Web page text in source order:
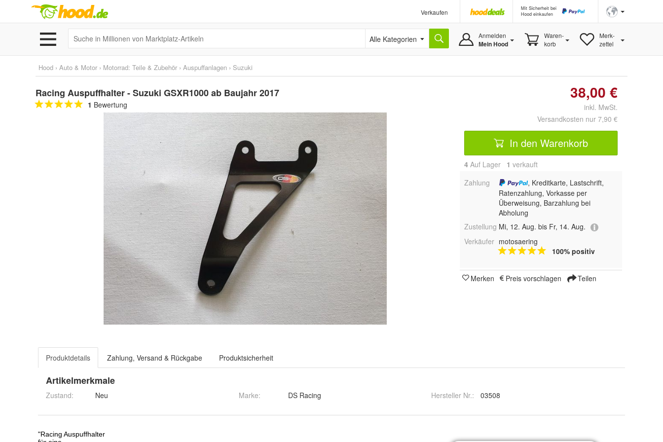
Verkaufen
Mit Sicherheit bei
Hood einkaufen
Alle Kategorien Anmelden
Mein Hood
Waren-
korb
Merk-
zettel
Hood › Auto & Motor › Motorrad: Teile & Zubehör › Auspuffanlagen › Suzuki
Racing Auspuffhalter - Suzuki GSXR1000 ab Baujahr 2017
1 Bewertung
38,00 €
inkl. MwSt.
Versandkosten nur 7,90 €
In den Warenkorb
4 Auf Lager 1 verkauft
Zahlung
, Kreditkarte, Lastschrift,
Ratenzahlung, Vorkasse per
Überweisung, Barzahlung bei
Abholung
Zustellung Mi, 12. Aug. bis Fr, 14. Aug.
Verkäufer motosaering
100% positiv
Merken Preis vorschlagen Teilen
Produktdetails Zahlung, Versand & Rückgabe Produktsicherheit
Artikelmerkmale
Zustand: Neu Marke: DS Racing Hersteller Nr.: 03508